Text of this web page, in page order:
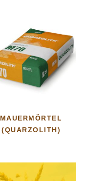
MAUERMÖRTEL
(QUARZOLITH)